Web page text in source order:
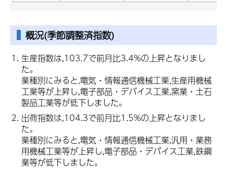
概況(季節調整済指数)
生産指数は,103.7で前月比3.4%の上昇となりまし
た。
業種別にみると,電気・情報通信機械工業,生産用機械
工業等が上昇し,電子部品・デバイス工業,窯業・土石
製品工業等が低下しました。
出荷指数は,104.3で前月比1.5%の上昇となりまし
た。
業種別にみると,電気・情報通信機械工業,汎用・業務
用機械工業等が上昇し,電子部品・デバイス工業,鉄鋼
業等が低下しました。